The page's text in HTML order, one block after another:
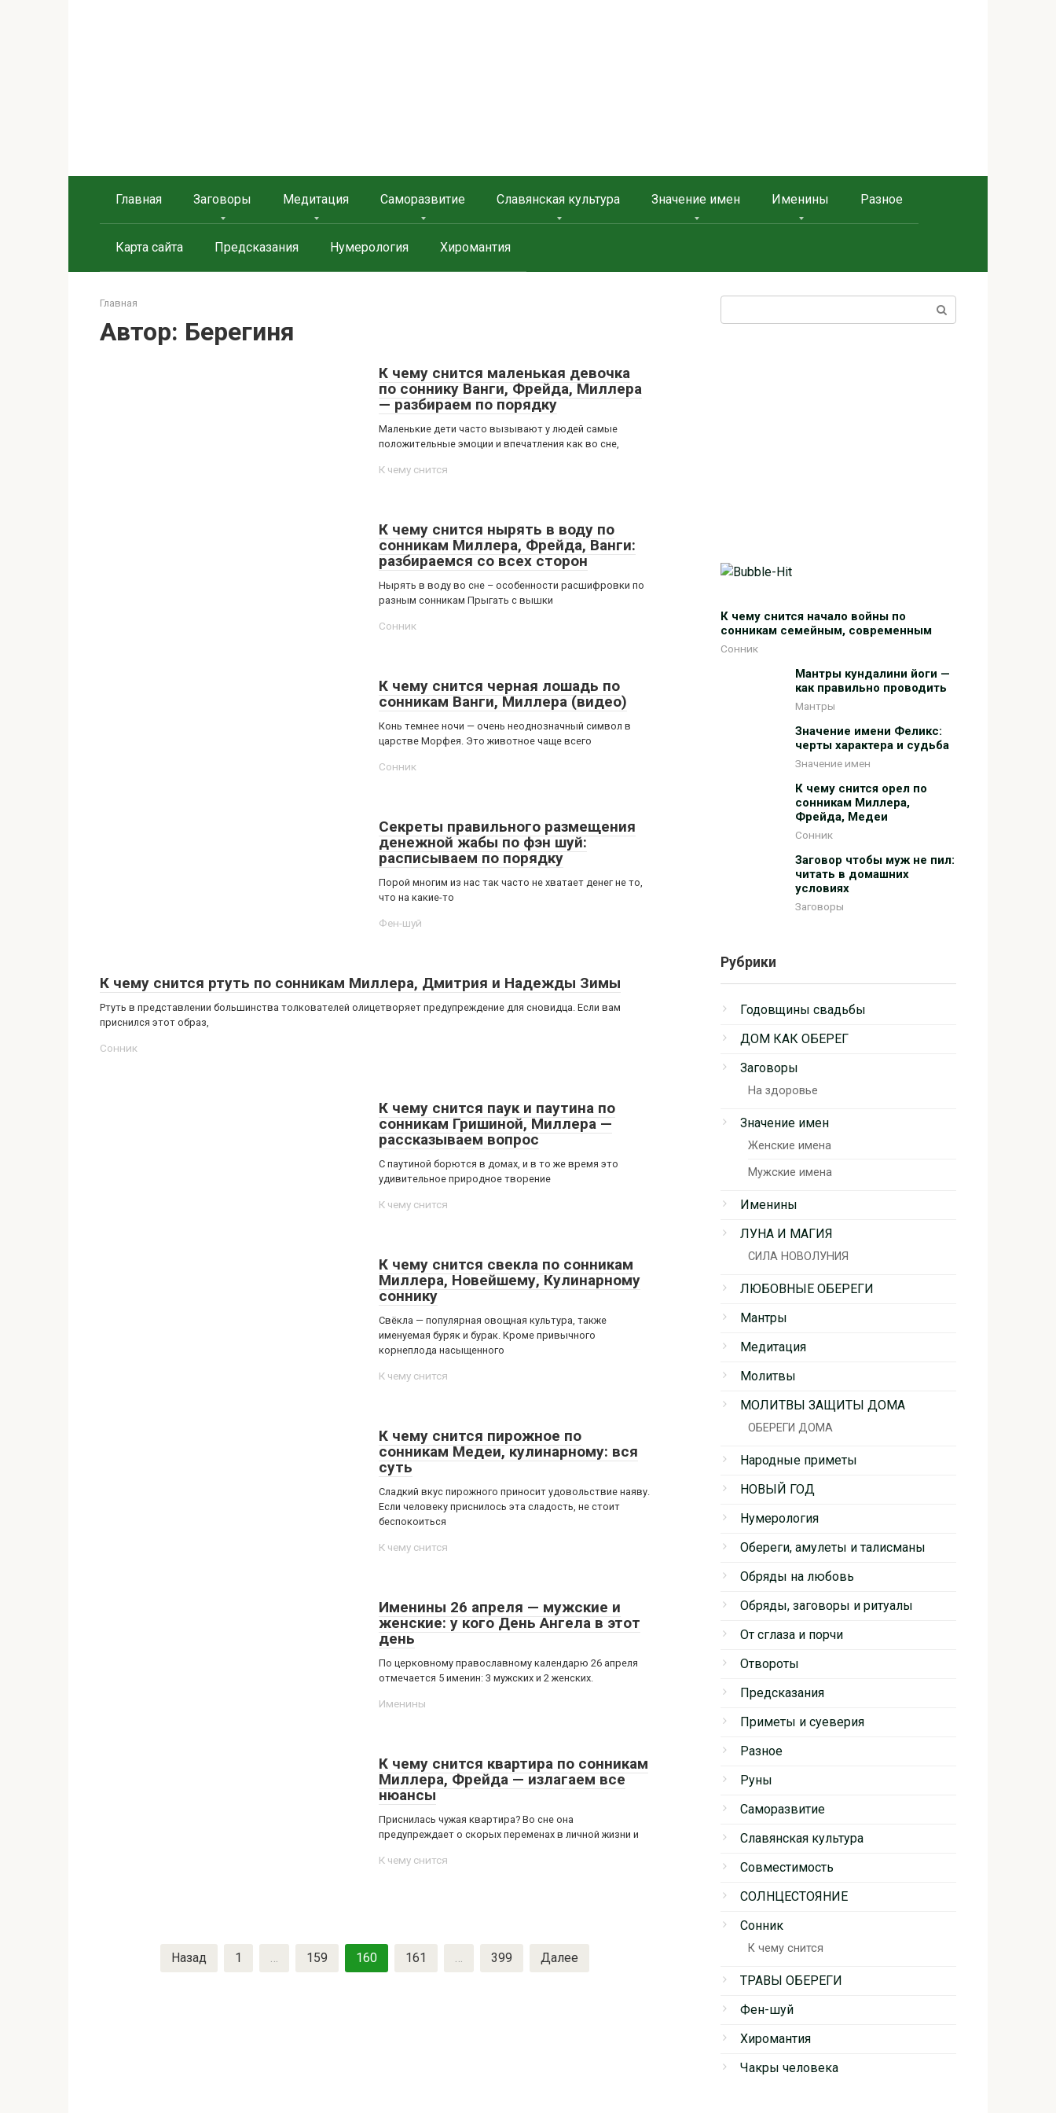
Главная Заговоры Медитация Саморазвитие Славянская культура Значение имен Именины Разное
Карта сайта Предсказания Нумерология Хиромантия
Главная
Автор: Берегиня
К чему снится маленькая девочка
по соннику Ванги, Фрейда, Миллера
— разбираем по порядку
Маленькие дети часто вызывают у людей самые
положительные эмоции и впечатления как во сне,
К чему снится
К чему снится нырять в воду по
сонникам Миллера, Фрейда, Ванги:
разбираемся со всех сторон
Нырять в воду во сне – особенности расшифровки по
разным сонникам Прыгать с вышки
Сонник
К чему снится черная лошадь по
сонникам Ванги, Миллера (видео)
Конь темнее ночи — очень неоднозначный символ в
царстве Морфея. Это животное чаще всего
Сонник
Секреты правильного размещения
денежной жабы по фэн шуй:
расписываем по порядку
Порой многим из нас так часто не хватает денег не то,
что на какие-то
Фен-шуй
К чему снится ртуть по сонникам Миллера, Дмитрия и Надежды Зимы
Ртуть в представлении большинства толкователей олицетворяет предупреждение для сновидца. Если вам
приснился этот образ,
Сонник
К чему снится паук и паутина по
сонникам Гришиной, Миллера —
рассказываем вопрос
С паутиной борются в домах, и в то же время это
удивительное природное творение
К чему снится
К чему снится свекла по сонникам
Миллера, Новейшему, Кулинарному
соннику
Свёкла — популярная овощная культура, также
именуемая буряк и бурак. Кроме привычного
корнеплода насыщенного
К чему снится
К чему снится пирожное по
сонникам Медеи, кулинарному: вся
суть
Сладкий вкус пирожного приносит удовольствие наяву.
Если человеку приснилось эта сладость, не стоит
беспокоиться
К чему снится
Именины 26 апреля — мужские и
женские: у кого День Ангела в этот
день
По церковному православному календарю 26 апреля
отмечается 5 именин: 3 мужских и 2 женских.
Именины
К чему снится квартира по сонникам
Миллера, Фрейда — излагаем все
нюансы
Приснилась чужая квартира? Во сне она
предупреждает о скорых переменах в личной жизни и
К чему снится
Назад 1 … 159 160 161 … 399 Далее
К чему снится начало войны по
сонникам семейным, современным
Сонник
Мантры кундалини йоги —
как правильно проводить
Мантры
Значение имени Феликс:
черты характера и судьба
Значение имен
К чему снится орел по
сонникам Миллера,
Фрейда, Медеи
Сонник
Заговор чтобы муж не пил:
читать в домашних
условиях
Заговоры
Рубрики
Годовщины свадьбы
ДОМ КАК ОБЕРЕГ
Заговоры
На здоровье
Значение имен
Женские имена
Мужские имена
Именины
ЛУНА И МАГИЯ
СИЛА НОВОЛУНИЯ
ЛЮБОВНЫЕ ОБЕРЕГИ
Мантры
Медитация
Молитвы
МОЛИТВЫ ЗАЩИТЫ ДОМА
ОБЕРЕГИ ДОМА
Народные приметы
НОВЫЙ ГОД
Нумерология
Обереги, амулеты и талисманы
Обряды на любовь
Обряды, заговоры и ритуалы
От сглаза и порчи
Отвороты
Предсказания
Приметы и суеверия
Разное
Руны
Саморазвитие
Славянская культура
Совместимость
СОЛНЦЕСТОЯНИЕ
Сонник
К чему снится
ТРАВЫ ОБЕРЕГИ
Фен-шуй
Хиромантия
Чакры человека